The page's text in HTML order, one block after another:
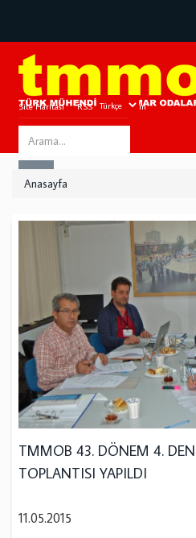
Site Haritası RSS Bize Ulaşın
Search
this
Anasayfa
TMMOB 43. DÖNEM 4.
TOPLANTISI YAPILDI
11.05.2015